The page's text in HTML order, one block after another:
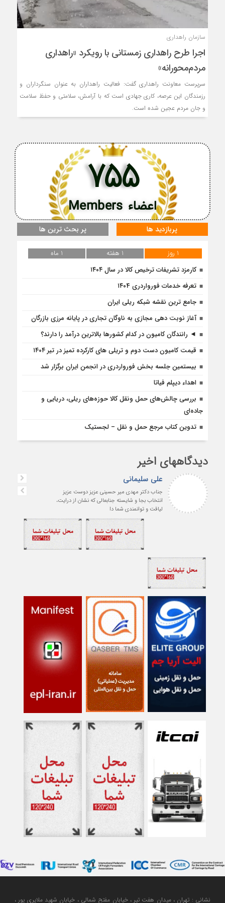
سازمان راهداری
اجرا طرح راهداری زمستانی با رویکرد «راهداری
مردم‌‌محورانه»
سرپرست معاونت راهداری گفت: فعالیت راهداران به عنوان سنگرداران و
رزمندگان این عرصه، کاری جهادی است که با آرامش، سلامتی و حفظ سلامت
و جان مردم عجین شده است.
اعضاء Members
755
پربازدید ها پر بحث ترین ها
1 روز 1 هفته
1 ماه
کارمزد تشریفات ترخیص کالا در سال ۱۴۰۴
تعرفه خدمات فورواردری ۱۴۰4
جامع ترین نقشه شبکه ریلی ایران
آغاز نوبت دهی مجازی به ناوگان تجاری در پایانه مرزی بازرگان
◄ رانندگان کامیون در کدام کشورها بالاترین درآمد را دارند؟
قیمت کامیون دست دوم و تریلی‌ های کارکرده تمیز در تیر ۱۴۰۴
بیستمین جلسه بخش فورواردری در انجمن ایران برگزار شد
اهداء دیپلم فیاتا
بررسی چالش‌های حمل ونقل کالا حوزه‌های ریلی، دریایی و
جاده‌ای
تدوین کتاب مرجع حمل و نقل – لجستیک
دیدگاههای اخیر
علی سلیمانی
جناب دکتر مهدی میر حسینی عزیز دوست عزیز
انتخاب بجا و شایسته جنابعالی که نشان از درایت،
لیاقت و توانمندی شما دا
نشانی : تهران ، میدان هفت تیر ، خیابان مفتح شمالی ، خیابان شهید ملایری پور ،